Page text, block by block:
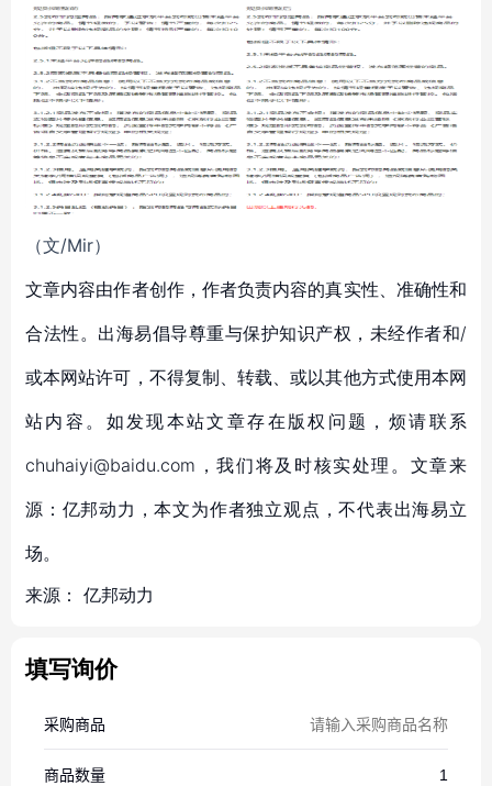
（文/Mir）
文章内容由作者创作，作者负责内容的真实性、准确性和
合法性。出海易倡导尊重与保护知识产权，未经作者和/
或本网站许可，不得复制、转载、或以其他方式使用本网
站内容。如发现本站文章存在版权问题，烦请联系
chuhaiyi@baidu.com，我们将及时核实处理。文章来
源：亿邦动力，本文为作者独立观点，不代表出海易立
场。
来源： 亿邦动力
填写询价